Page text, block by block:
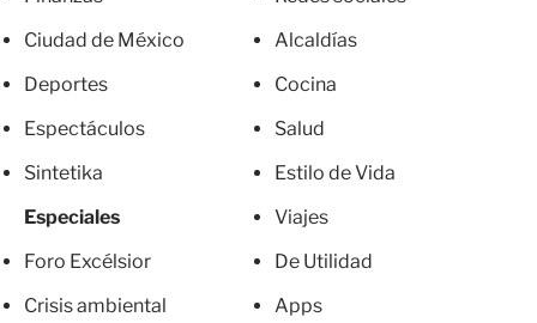
Ciudad de México
Deportes
Espectáculos
Sintetika
Especiales
Foro Excélsior
Crisis ambiental
Alcaldías
Cocina
Salud
Estilo de Vida
Viajes
De Utilidad
Apps